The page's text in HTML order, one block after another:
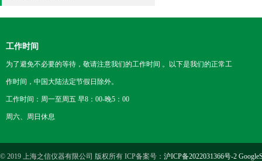
工作时间
为了避免不必要的等待，敬请注意我们的工作时间 。以下是我们的正常工
作时间，中国大陆法定节假日除外。
工作时间：周一至周五 早8：00-晚5：00
周六、周日休息
© 2019 上海之信仪器有限公司 版权所有 ICP备案号： 沪ICP备2022031366号-2